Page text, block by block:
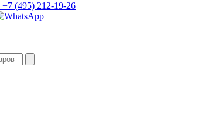
+7 (495) 212-19-26